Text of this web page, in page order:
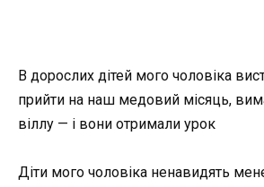
В дорослих дітей мого чоловіка
прийти на наш медовий місяць,
віллу — і вони отримали урок
Діти мого чоловіка ненавидять